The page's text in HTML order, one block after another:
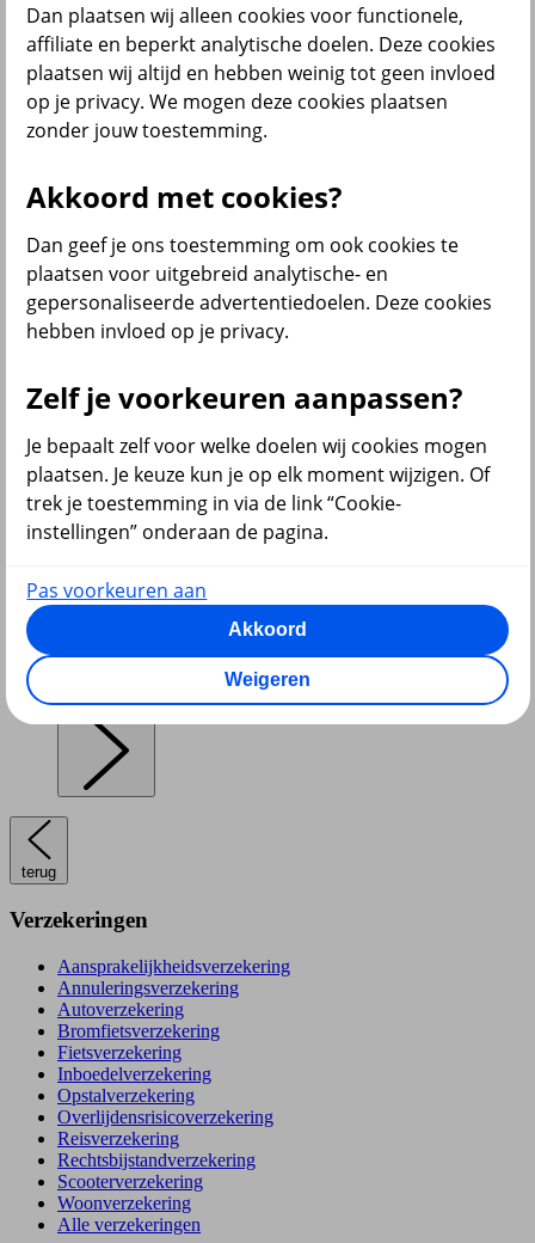
Menu
Producten
Situaties Klantenservice
Sparen
Pensioen en lijfrente
Hypotheek
terug
Verzekeringen
Aansprakelijkheidsverzekering
Annuleringsverzekering
Autoverzekering
Bromfietsverzekering
Fietsverzekering
Inboedelverzekering
Opstalverzekering
Overlijdensrisicoverzekering
Reisverzekering
Rechtsbijstandverzekering
Scooterverzekering
Woonverzekering
Alle verzekeringen
Dan plaatsen wij alleen cookies voor functionele,
affiliate en beperkt analytische doelen. Deze cookies
plaatsen wij altijd en hebben weinig tot geen invloed
op je privacy. We mogen deze cookies plaatsen
zonder jouw toestemming.
Akkoord met cookies?
Dan geef je ons toestemming om ook cookies te
plaatsen voor uitgebreid analytische- en
gepersonaliseerde advertentiedoelen. Deze cookies
hebben invloed op je privacy.
Zelf je voorkeuren aanpassen?
Je bepaalt zelf voor welke doelen wij cookies mogen
plaatsen. Je keuze kun je op elk moment wijzigen. Of
trek je toestemming in via de link “Cookie-
instellingen” onderaan de pagina.
Pas voorkeuren aan
Akkoord
Weigeren